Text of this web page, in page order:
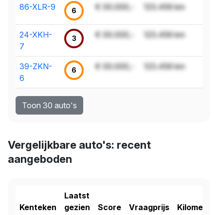
86-XLR-9 6 € 00.000,- 123.456 km
24-XKH-
7
3 € 00.000,- 123.456 km
39-ZKN-
6
6 € 00.000,- 123.456 km
Toon 30 auto's
Vergelijkbare auto's: recent
aangeboden
Kenteken
Laatst
gezien
Score Vraagprijs